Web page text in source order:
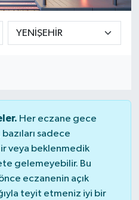
Her eczane gece
sadece
veya beklenmedik
gelemeyebilir. Bu
eczanenin açık
teyit etmeniz iyi bir